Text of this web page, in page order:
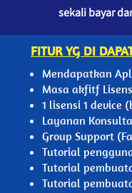
sekali bayar
FITUR YG DI
Mendapatkan
Masa akfitf
1 lisensi 1 device
Layanan
Group Support
Tutorial
Tutorial
Tutorial